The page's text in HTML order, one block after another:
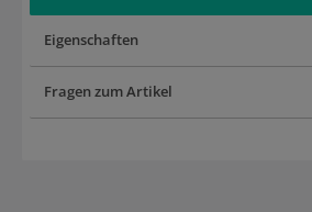
Eigenschaften
Fragen zum Artikel